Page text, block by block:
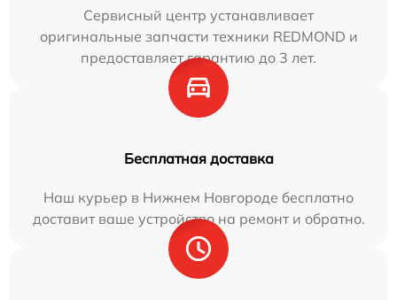
Сервисный центр устанавливает
оригинальные запчасти техники REDMOND и
предоставляет гарантию до 3 лет.
Бесплатная доставка
Наш курьер в Нижнем Новгороде бесплатно
доставит ваше устройство на ремонт и обратно.